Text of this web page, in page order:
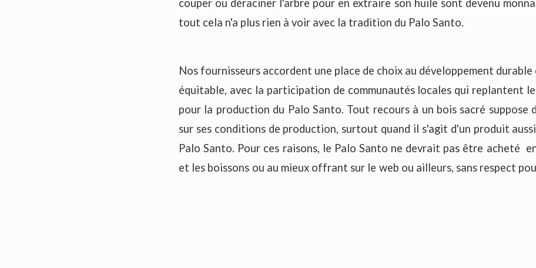
couper ou déraciner l'arbre pour en extraire son huile sont devenu
tout cela n'a plus rien à voir avec la tradition du Palo Santo.
Nos fournisseurs accordent une place de choix au développement durable
équitable, avec la participation de communautés locales qui replantent
pour la production du Palo Santo. Tout recours à un bois sacré suppose
sur ses conditions de production, surtout quand il s'agit d'un produit
Palo Santo. Pour ces raisons, le Palo Santo ne devrait pas être acheté
et les boissons ou au mieux offrant sur le web ou ailleurs, sans respect